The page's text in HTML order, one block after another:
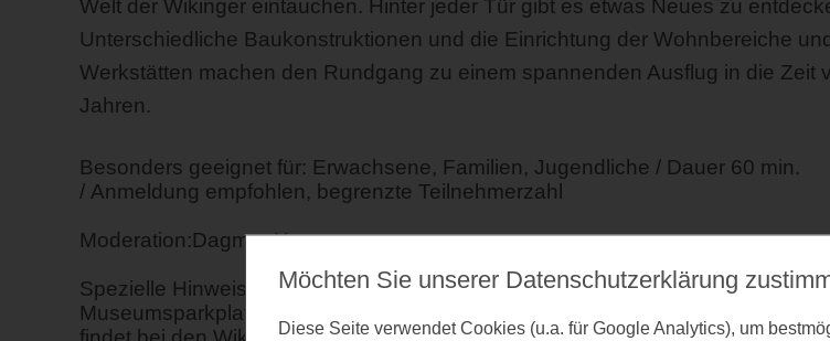
Welt der Wikinger eintauchen. Hinter jeder Tür gibt es etwas Neues zu
Unterschiedliche Baukonstruktionen und die Einrichtung der Wohnbereiche und
Werkstätten machen den Rundgang zu einem spannenden Ausflug in die Zeit
Jahren.
Besonders geeignet für: Erwachsene, Familien, Jugendliche / Dauer 60 min.
/ Anmeldung empfohlen, begrenzte Teilnehmerzahl
Moderation:Dagmar Howe
Spezielle Hinweise: Treffpunkt: Kasse Wikinger Häuser Haithabu. Der
Museumsparkplatz befindet sich an der Haddebyer Chaussee / B76. Die
Möchten Sie unserer Datenschutz­erklärung
Diese Seite verwendet Cookies (u.a. für Google Analytics), um